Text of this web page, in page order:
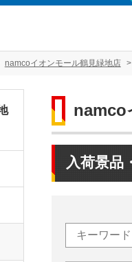
namcoイオンモール鶴見緑地店
namco
入荷景品